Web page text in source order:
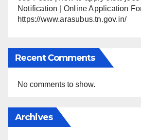
Notification | Online Application
https://www.arasubus.tn.gov.in/
Recent Comments
No comments to show.
Archives